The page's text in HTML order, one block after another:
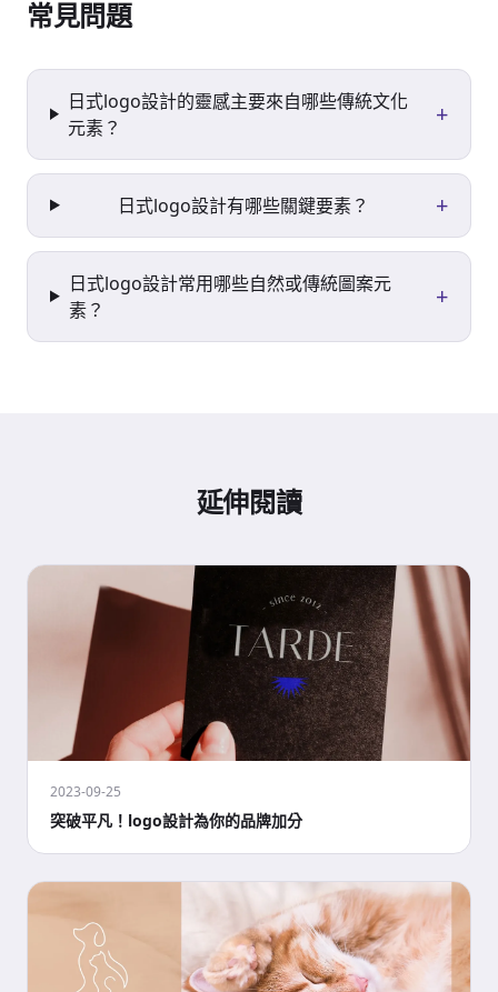
常見問題
日式logo設計的靈感主要來自哪些傳統文化
元素？
+
日式logo設計有哪些關鍵要素？ +
日式logo設計常用哪些自然或傳統圖案元
素？
+
延伸閱讀
2023-09-25
突破平凡！logo設計為你的品牌加分